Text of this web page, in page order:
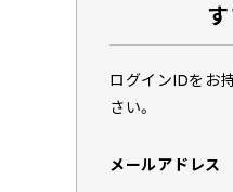
ログインIDをお
さい。
メールアドレス